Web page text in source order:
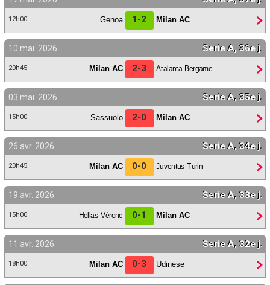
12h00 Genoa 1-2 Milan AC
10 mai. 2026 Serie A, 36e j.
20h45 Milan AC 2-3 Atalanta Bergame
03 mai. 2026 Serie A, 35e j.
15h00 Sassuolo 2-0 Milan AC
26 avr. 2026 Serie A, 34e j.
20h45 Milan AC 0-0 Juventus Turin
19 avr. 2026 Serie A, 33e j.
15h00 Hellas Vérone 0-1 Milan AC
11 avr. 2026 Serie A, 32e j.
18h00 Milan AC 0-3 Udinese
Contact / Signaler un bug
Recrutement Maxifoot
Mentions légales
site web Maxifoot.fr